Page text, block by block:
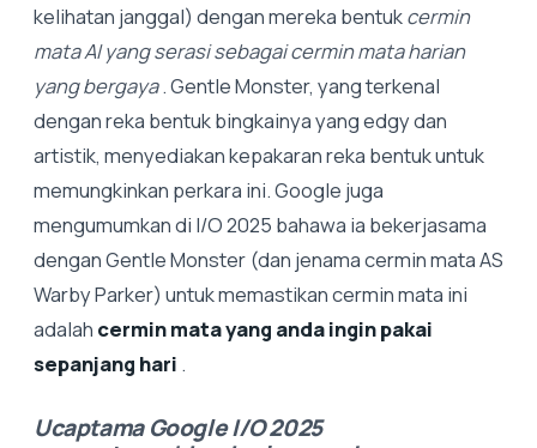
kelihatan janggal) dengan mereka bentukcermin
mata AI yang serasi sebagai cermin mata harian
yang bergaya. Gentle Monster, yang terkenal
dengan reka bentuk bingkainya yang edgy dan
artistik, menyediakan kepakaran reka bentuk untuk
memungkinkan perkara ini. Google juga
mengumumkan di I/O 2025 bahawa ia bekerjasama
dengan Gentle Monster (dan jenama cermin mata AS
Warby Parker) untuk memastikan cermin mata ini
adalah cermin mata yang anda ingin pakai
sepanjang hari .
Ucaptama Google I/O 2025